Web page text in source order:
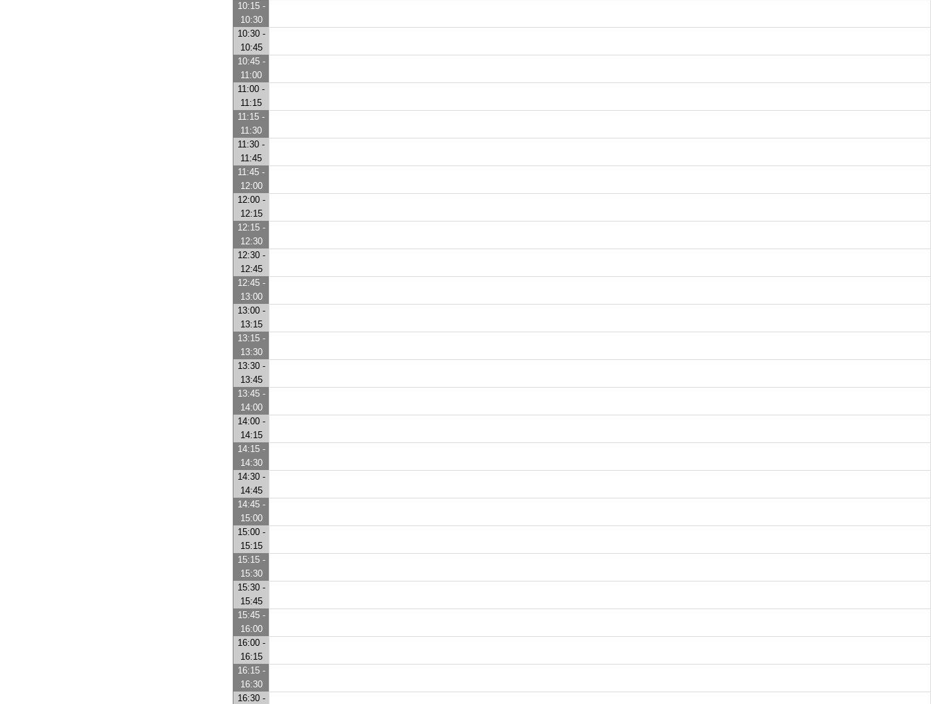
10:15 -
10:30
10:30 -
10:45
10:45 -
11:00
11:00 -
11:15
11:15 -
11:30
11:30 -
11:45
11:45 -
12:00
12:00 -
12:15
12:15 -
12:30
12:30 -
12:45
12:45 -
13:00
13:00 -
13:15
13:15 -
13:30
13:30 -
13:45
13:45 -
14:00
14:00 -
14:15
14:15 -
14:30
14:30 -
14:45
14:45 -
15:00
15:00 -
15:15
15:15 -
15:30
15:30 -
15:45
15:45 -
16:00
16:00 -
16:15
16:15 -
16:30
16:30 -